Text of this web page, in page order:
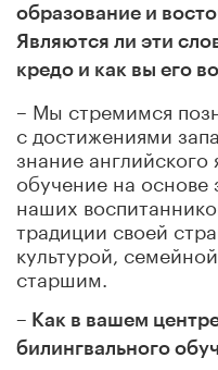
образование и
Являются ли эти
кредо и как вы его
– Мы стремимся
с достижениями
знание английского
обучение на основе
наших
традиции своей
культурой,
старшим.
– Как в вашем
билингвального